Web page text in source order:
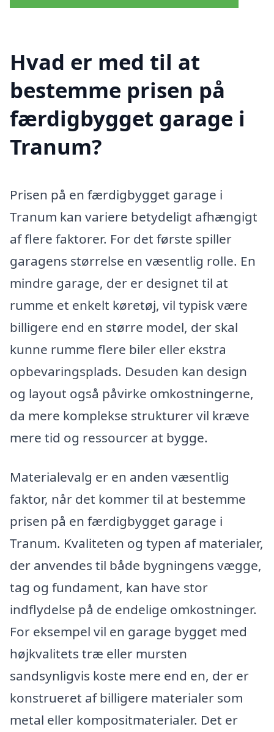
Hvad er med til at
bestemme prisen på
færdigbygget garage i
Tranum?
Prisen på en færdigbygget garage i
Tranum kan variere betydeligt afhængigt
af flere faktorer. For det første spiller
garagens størrelse en væsentlig rolle. En
mindre garage, der er designet til at
rumme et enkelt køretøj, vil typisk være
billigere end en større model, der skal
kunne rumme flere biler eller ekstra
opbevaringsplads. Desuden kan design
og layout også påvirke omkostningerne,
da mere komplekse strukturer vil kræve
mere tid og ressourcer at bygge.
Materialevalg er en anden væsentlig
faktor, når det kommer til at bestemme
prisen på en færdigbygget garage i
Tranum. Kvaliteten og typen af materialer,
der anvendes til både bygningens vægge,
tag og fundament, kan have stor
indflydelse på de endelige omkostninger.
For eksempel vil en garage bygget med
højkvalitets træ eller mursten
sandsynligvis koste mere end en, der er
konstrueret af billigere materialer som
metal eller kompositmaterialer. Det er